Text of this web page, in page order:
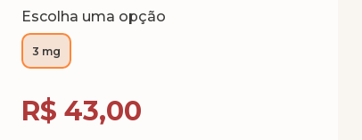
Escolha uma opção
3 mg
R$ 43,00